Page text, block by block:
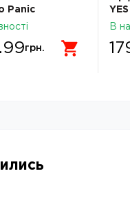
Panic
A5 40
грн.
В